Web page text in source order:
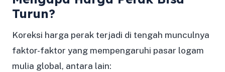
Turun?
Koreksi harga perak terjadi di tengah munculnya
faktor-faktor yang mempengaruhi pasar logam
mulia global, antara lain: